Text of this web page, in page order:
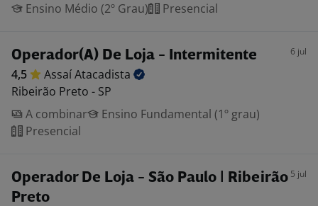
Ensino Médio (2º Grau)
Presencial
Operador(A) De Loja - Intermitente 6 jul
4,5 AssaíAtacadista
Ribeirão Preto - SP
A combinar
Ensino Fundamental (1º grau)
Presencial
Operador De Loja - São Paulo | Ribeirão
Preto
5 jul